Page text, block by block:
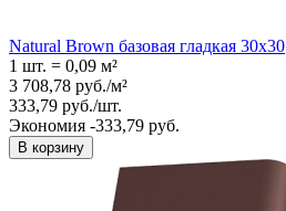
Natural Brown базовая гладкая 30x30
1 шт. = 0,09 м²
3 708,78 руб./м²
333,79 руб./шт.
Экономия -333,79 руб.
В корзину